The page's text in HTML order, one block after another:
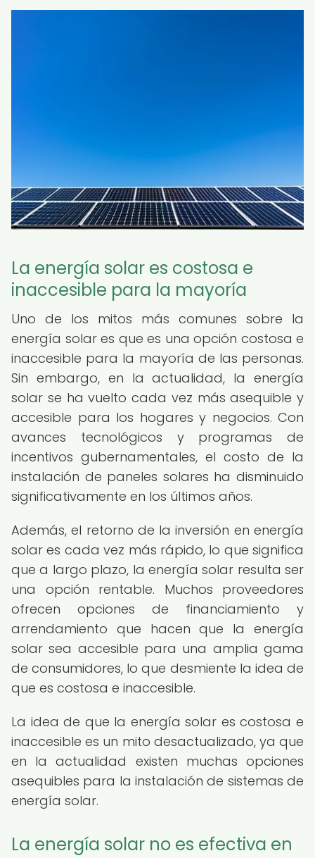
La energía solar es costosa e
inaccesible para la mayoría
Uno de los mitos más comunes sobre la
energía solar es que es una opción costosa e
inaccesible para la mayoría de las personas.
Sin embargo, en la actualidad, la energía
solar se ha vuelto cada vez más asequible y
accesible para los hogares y negocios. Con
avances tecnológicos y programas de
incentivos gubernamentales, el costo de la
instalación de paneles solares ha disminuido
significativamente en los últimos años.
Además, el retorno de la inversión en energía
solar es cada vez más rápido, lo que significa
que a largo plazo, la energía solar resulta ser
una opción rentable. Muchos proveedores
ofrecen opciones de financiamiento y
arrendamiento que hacen que la energía
solar sea accesible para una amplia gama
de consumidores, lo que desmiente la idea de
que es costosa e inaccesible.
La idea de que la energía solar es costosa e
inaccesible es un mito desactualizado, ya que
en la actualidad existen muchas opciones
asequibles para la instalación de sistemas de
energía solar.
La energía solar no es efectiva en